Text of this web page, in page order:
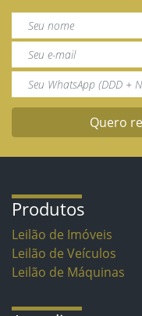
Quero
Produtos
Leilão de Imóveis
Leilão de Veículos
Leilão de Máquinas